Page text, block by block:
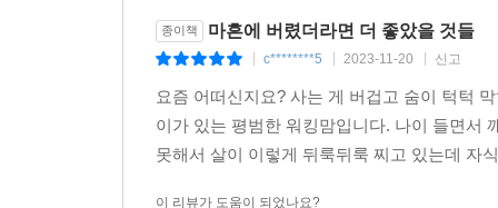
종이책 마흔에 버렸더라면 더 좋았을 것들
c********5 2023-11-20 신고
요즘 어떠신지요? 사는 게 버겁고 숨이 턱턱
이가 있는 평범한 워킹맘입니다. 나이 들면서
못해서 살이 이렇게 뒤룩뒤룩 찌고 있는데 자
이 리뷰가 도움이 되었나요?